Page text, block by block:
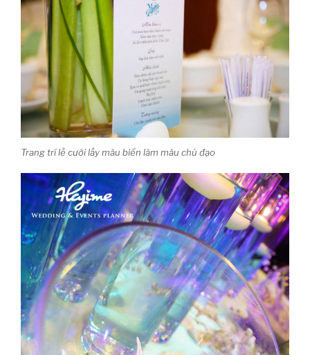
Trang trí lễ cưới lấy màu biển làm màu chủ đạo